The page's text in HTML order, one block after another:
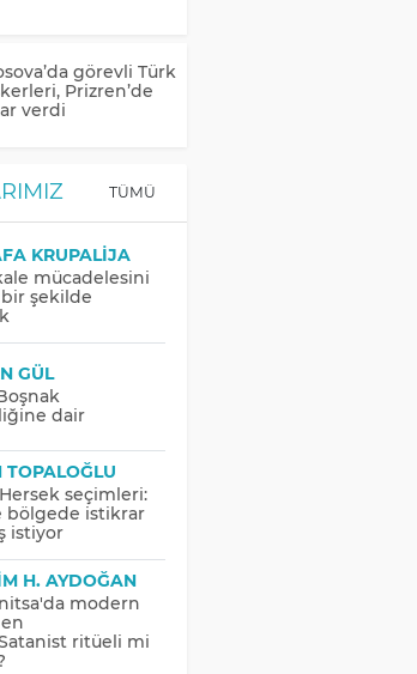
görevli Türk
Prizren’de
verdi
TÜMÜ
KRUPALIJA
mücadelesini
şekilde
GÜL
dair
TOPALOĞLU
seçimleri:
bölgede istikrar
istiyor
H. AYDOĞAN
modern
ritüeli mi